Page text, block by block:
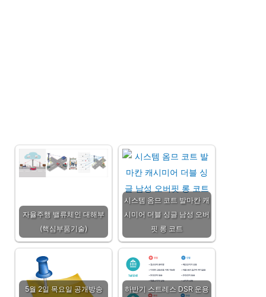
자율주행 밸류체인 대해부
(핵심부품기술)
시스템 옴므 코트 발마칸 캐
시미어 더블 싱글 남성 오버
핏 롱 코트
5월 2일 목요일 공개방송
하반기 스트레스 DSR 운용